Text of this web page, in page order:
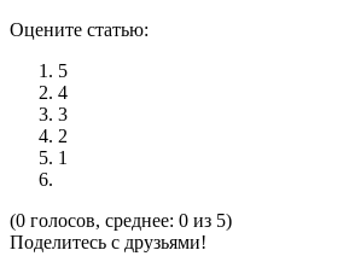
Оцените статью:
5
4
3
2
1
(0 голосов, среднее: 0 из 5)
Поделитесь с друзьями!